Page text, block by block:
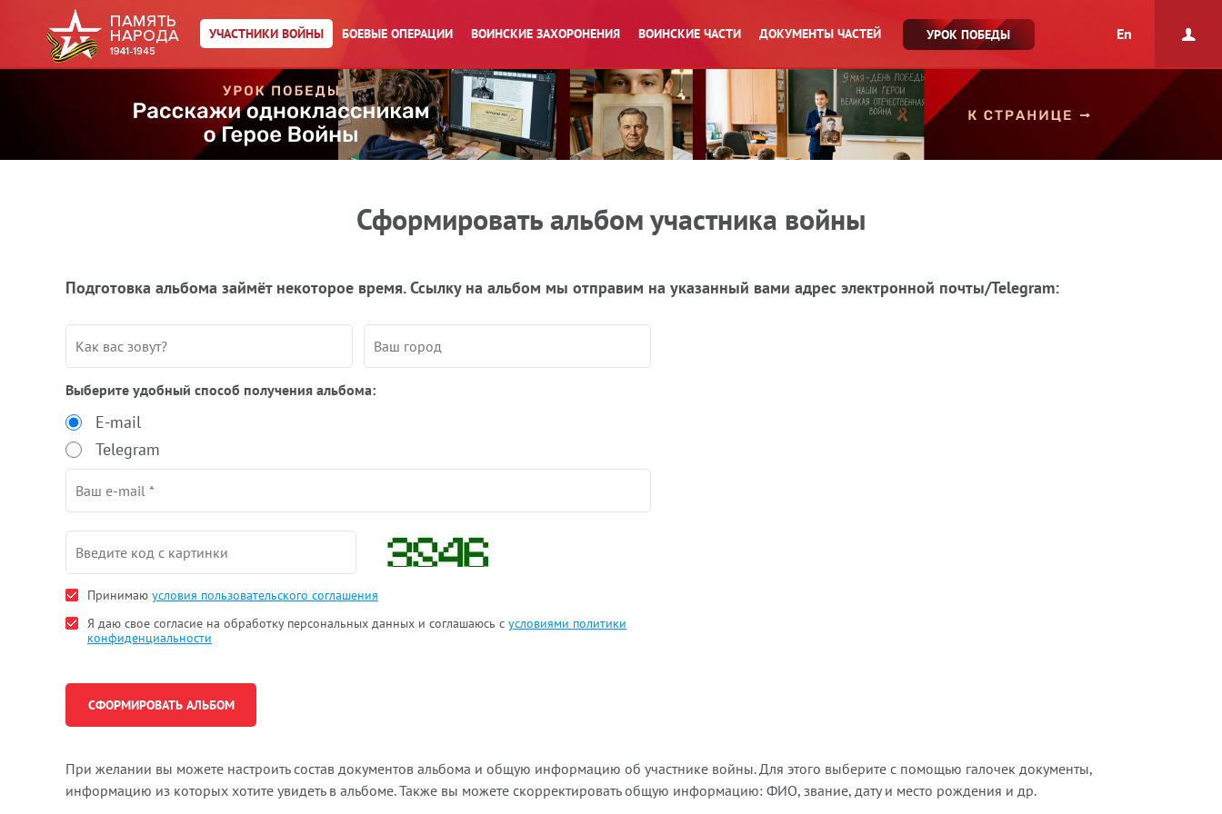
УЧАСТНИКИ ВОЙНЫ БОЕВЫЕ ОПЕРАЦИИ ВОИНСКИЕ ЗАХОРОНЕНИЯ ВОИНСКИЕ ЧАСТИ ДОКУМЕНТЫ ЧАСТЕЙ УРОК ПОБЕДЫ En
Сформировать альбом участника войны
Подготовка альбома займёт некоторое время. Ссылку на альбом мы отправим на указанный вами адрес электронной почты/Telegram:
Выберите удобный способ получения альбома:
E-mail
Telegram
Принимаю условия пользовательского соглашения
Я даю свое согласие на обработку персональных данных и соглашаюсь с условиями политики
конфиденциальности
При желании вы можете настроить состав документов альбома и общую информацию об участнике войны. Для этого выберите с помощью галочек документы,
информацию из которых хотите увидеть в альбоме. Также вы можете скорректировать общую информацию: ФИО, звание, дату и место рождения и др.